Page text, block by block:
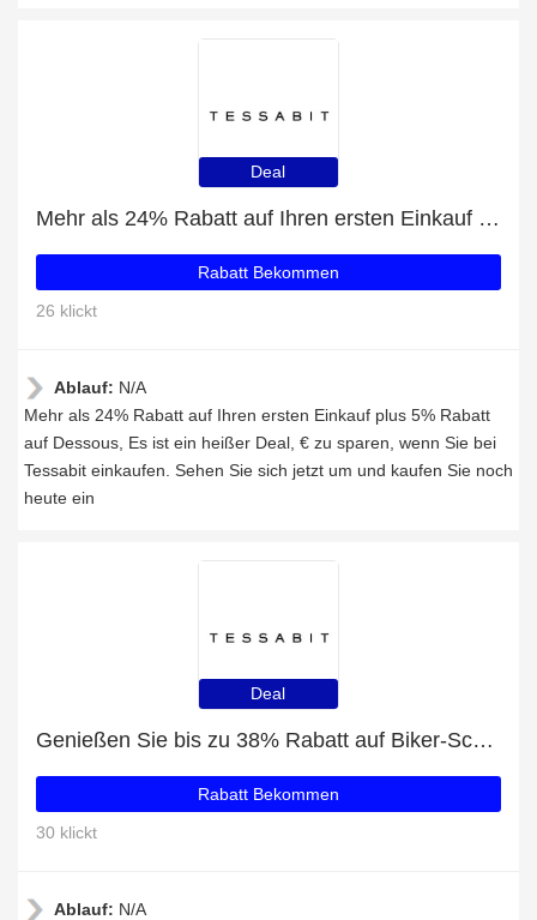
Deal
Mehr als 24% Rabatt auf Ihren ersten Einkauf plus 5% Rabatt auf Dessous
Rabatt Bekommen
26 klickt
Ablauf: N/A
Mehr als 24% Rabatt auf Ihren ersten Einkauf plus 5% Rabatt
auf Dessous, Es ist ein heißer Deal, € zu sparen, wenn Sie bei
Tessabit einkaufen. Sehen Sie sich jetzt um und kaufen Sie noch
heute ein
Deal
Genießen Sie bis zu 38% Rabatt auf Biker-Schädelschal aus Wolle
Rabatt Bekommen
30 klickt
Ablauf: N/A